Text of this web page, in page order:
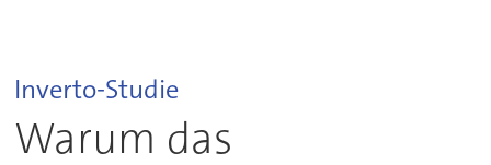
Inverto-Studie
Warum das